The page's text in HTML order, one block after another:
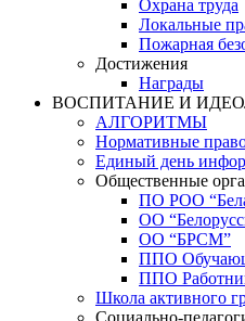
Охрана труда
Локальные
Пожарная
Достижения
Награды
ВОСПИТАНИЕ И
АЛГОРИТМЫ
Нормативные
Единый день
Общественные
ПО РОО
ОО
ОО “БРСМ”
ППО
ППО
Школа активного
Социально-